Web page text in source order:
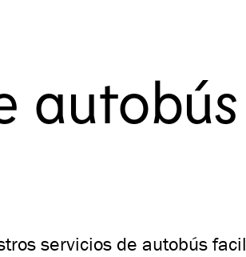
autobús
servicios de autobús